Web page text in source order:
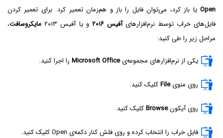
Open‌ یا باز کرد، می‌توان فایل را باز و هم‌زمان تعمیر کرد. برای تعمیر کردن
فایل‌های خراب توسط نرم‌افزارهایآفیس ۲۰۱۶ و یا آفیس ۲۰۱۳ مایکروسافت،
مراحل زیر را طی کنید:
یکی از نرم‌افزارهای مجموعه‌یMicrosoft Office را اجرا کنید.
روی منویFileکلیک کنید.
روی آیکونBrowseکلیک کنید.
فایل خراب را انتخاب کرده و روی فلش کنار دکمه‌ی Open‌ کلیک کنید.